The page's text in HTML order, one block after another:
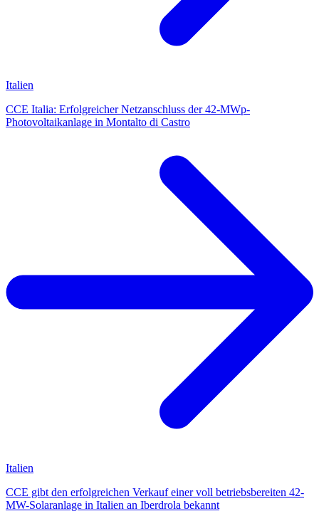
Italien
CCE Italia: Erfolgreicher Netzanschluss der 42-MWp-
Photovoltaikanlage in Montalto di Castro
Italien
CCE gibt den erfolgreichen Verkauf einer voll betriebsbereiten 42-
MW-Solaranlage in Italien an Iberdrola bekannt